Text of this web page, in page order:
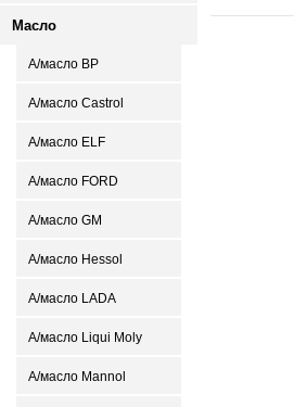
Масло
А/масло BP
А/масло Castrol
А/масло ELF
А/масло FORD
А/масло GM
А/масло Hessol
А/масло LADA
А/масло Liqui Moly
А/масло Mannol